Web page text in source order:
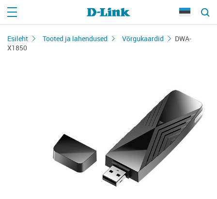
Esileht Tooted ja lahendused Võrgukaardid
DWA-
X1850